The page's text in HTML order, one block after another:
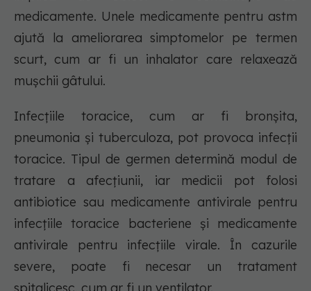
medicamente. Unele medicamente pentru astm
ajută la ameliorarea simptomelor pe termen
scurt, cum ar fi un inhalator care relaxează
mușchii gâtului.
Infecțiile toracice, cum ar fi bronșita,
pneumonia și tuberculoza, pot provoca infecții
toracice. Tipul de germen determină modul de
tratare a afecțiunii, iar medicii pot folosi
antibiotice sau medicamente antivirale pentru
infecțiile toracice bacteriene și medicamente
antivirale pentru infecțiile virale. În cazurile
severe, poate fi necesar un tratament
spitalicesc, cum ar fi un ventilator.